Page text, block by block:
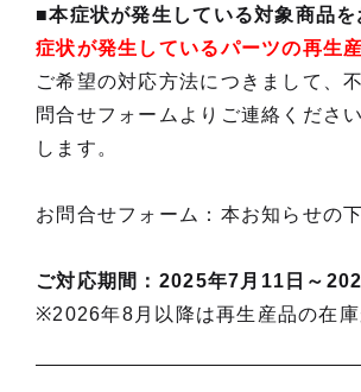
■本症状が発生している対象商品
症状が発生しているパーツの再生
ご希望の対応方法につきまして、
問合せフォームよりご連絡くださ
します。
お問合せフォーム：本お知らせの
ご対応期間：2025年7月11日～
※2026年8月以降は再生産品の在